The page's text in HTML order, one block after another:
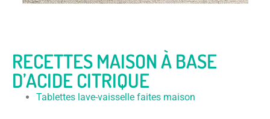
RECETTES MAISON À BASE
D’ACIDE CITRIQUE
Tablettes lave-vaisselle faites maison